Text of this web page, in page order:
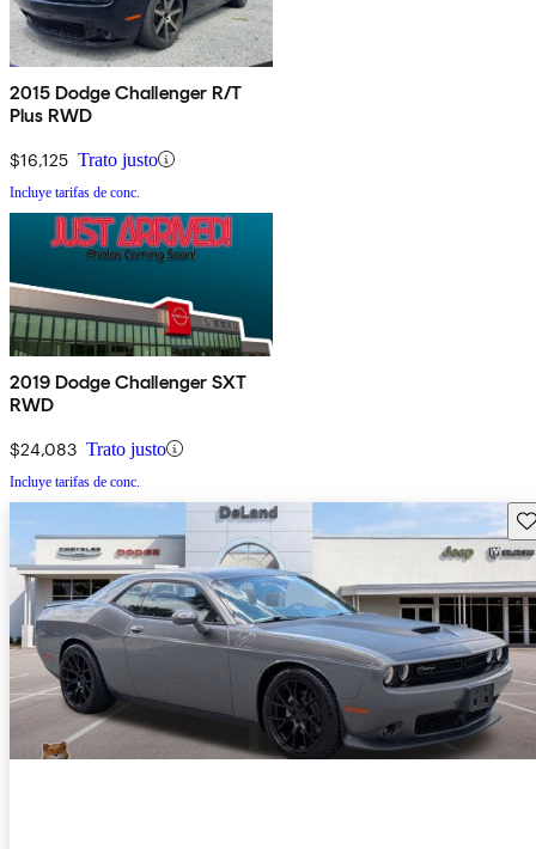
2015 Dodge Challenger R/T
Plus RWD
$16,125 Trato justo
Incluye tarifas de conc.
2019 Dodge Challenger SXT
RWD
$24,083 Trato justo
Incluye tarifas de conc.